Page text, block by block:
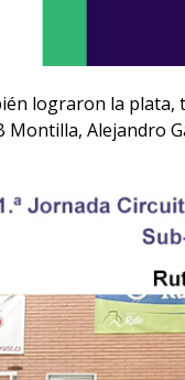
lograron la plata,
Montilla, Alejandro